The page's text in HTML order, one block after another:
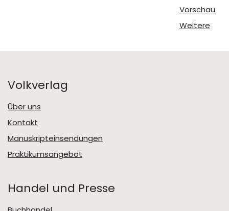
Vorschau
Weitere
Volkverlag
Über uns
Kontakt
Manuskripteinsendungen
Praktikumsangebot
Handel und Presse